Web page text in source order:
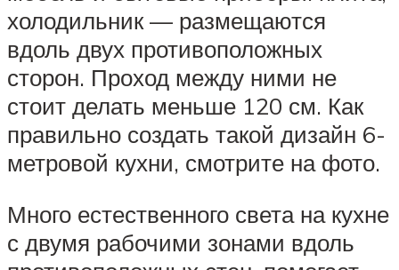
холодильник — размещаются
вдоль двух противоположных
сторон. Проход между ними не
стоит делать меньше 120 см. Как
правильно создать такой дизайн 6-
метровой кухни, смотрите на фото.
Много естественного света на кухне
с двумя рабочими зонами вдоль